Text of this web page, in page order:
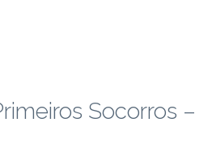
Socorros –